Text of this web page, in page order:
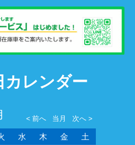
カレンダー
水 木 金 土